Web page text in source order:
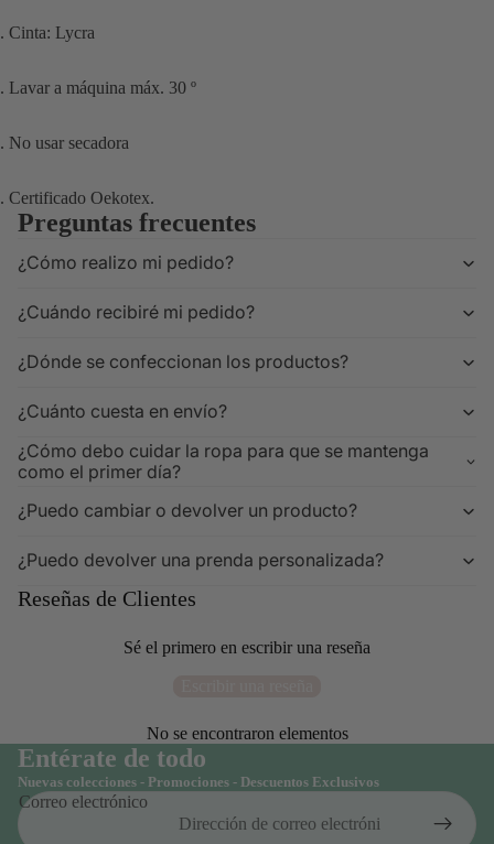
. Cinta: Lycra
. Lavar a máquina máx. 30 º
. No usar secadora
. Certificado Oekotex.
Preguntas frecuentes
¿Cómo realizo mi pedido?
¿Cuándo recibiré mi pedido?
¿Dónde se confeccionan los productos?
¿Cuánto cuesta en envío?
¿Cómo debo cuidar la ropa para que se mantenga
como el primer día?
¿Puedo cambiar o devolver un producto?
¿Puedo devolver una prenda personalizada?
Reseñas de Clientes
Sé el primero en escribir una reseña
No se encontraron elementos
Entérate de todo
Nuevas colecciones - Promociones - Descuentos Exclusivos
Correo electrónico